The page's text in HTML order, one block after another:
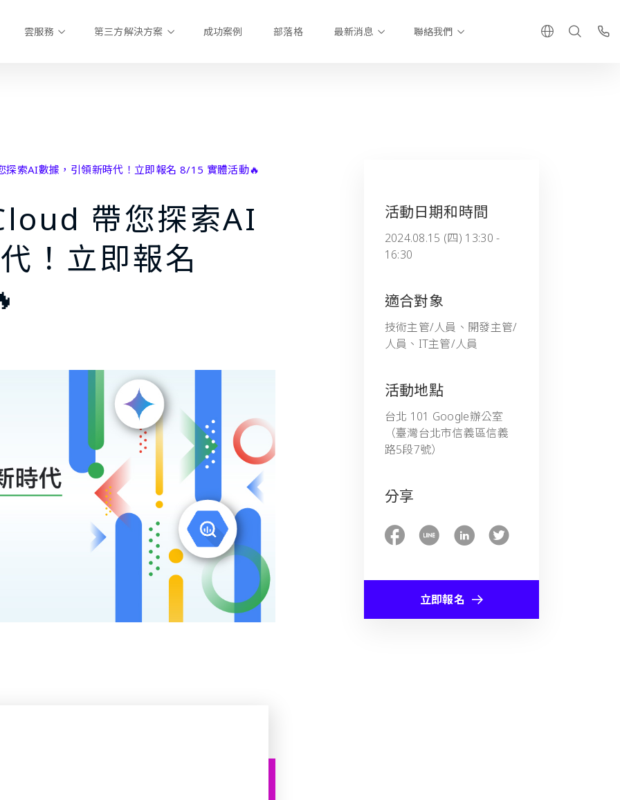
雲服務 第三方解決方案 成功案例 部落格 最新消息 聯絡我們
索AI數據，引領新時代！立即報名 8/15 實體活動🔥
帶您探索AI
！立即報名
活動日期和時間
2024.08.15 (四) 13:30 -
16:30
適合對象
技術主管/人員、開發主管/
人員、IT主管/人員
活動地點
台北 101 Google辦公室
（臺灣台北市信義區信義
路5段7號）
分享
立即報名